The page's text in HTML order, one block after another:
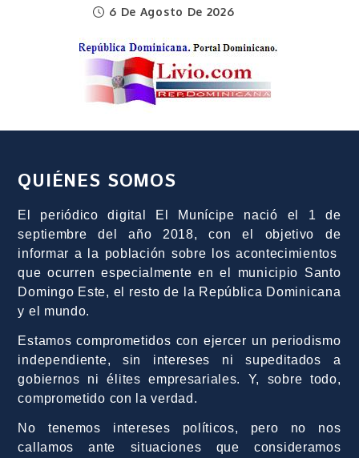
6 De Agosto De 2026
QUIÉNES SOMOS
El periódico digital El Munícipe nació el 1 de
septiembre del año 2018, con el objetivo de
informar a la población sobre los acontecimientos
que ocurren especialmente en el municipio Santo
Domingo Este, el resto de la República Dominicana
y el mundo.
Estamos comprometidos con ejercer un periodismo
independiente, sin intereses ni supeditados a
gobiernos ni élites empresariales. Y, sobre todo,
comprometido con la verdad.
No tenemos intereses políticos, pero no nos
callamos ante situaciones que consideramos